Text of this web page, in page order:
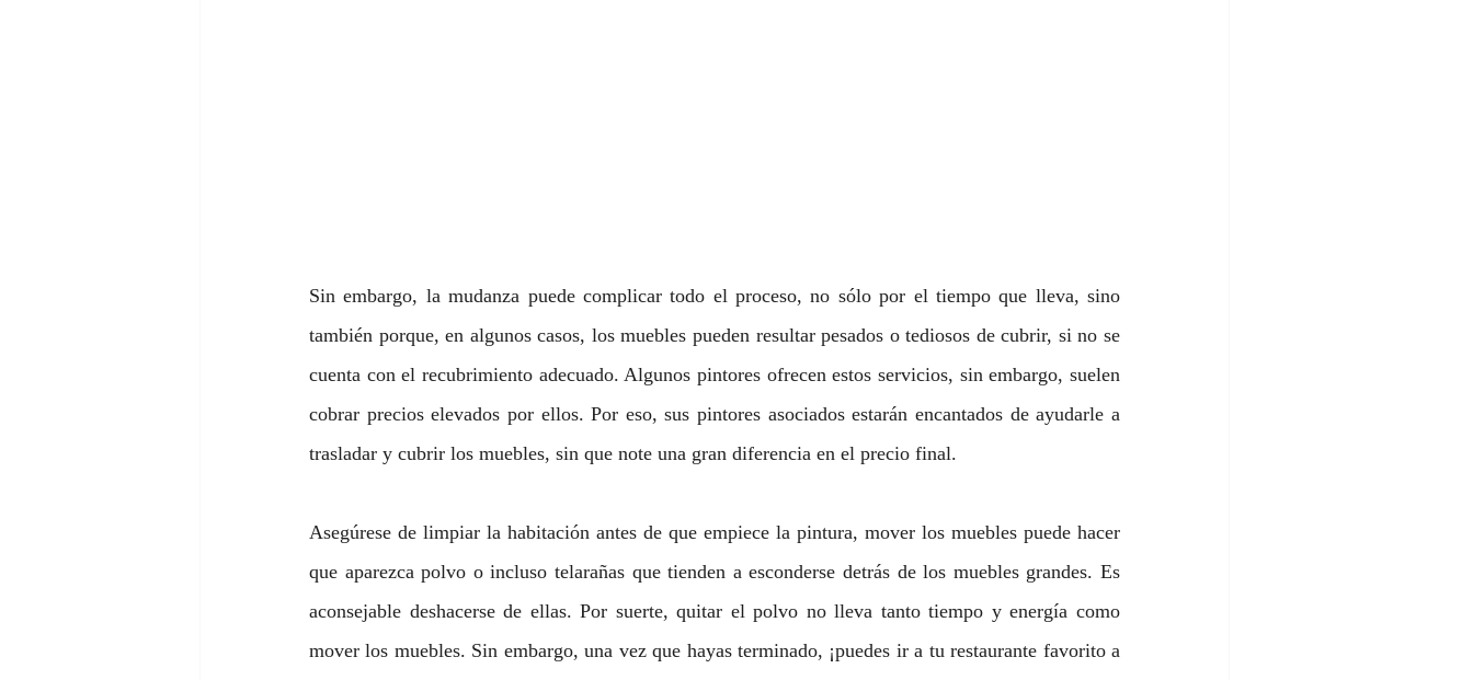
Sin embargo, la mudanza puede complicar todo el proceso, no sólo por el tiempo que lleva, sino
también porque, en algunos casos, los muebles pueden resultar pesados o tediosos de cubrir, si no se
cuenta con el recubrimiento adecuado. Algunos pintores ofrecen estos servicios, sin embargo, suelen
cobrar precios elevados por ellos. Por eso, sus pintores asociados estarán encantados de ayudarle a
trasladar y cubrir los muebles, sin que note una gran diferencia en el precio final.
Asegúrese de limpiar la habitación antes de que empiece la pintura, mover los muebles puede hacer
que aparezca polvo o incluso telarañas que tienden a esconderse detrás de los muebles grandes. Es
aconsejable deshacerse de ellas. Por suerte, quitar el polvo no lleva tanto tiempo y energía como
mover los muebles. Sin embargo, una vez que hayas terminado, ¡puedes ir a tu restaurante favorito a